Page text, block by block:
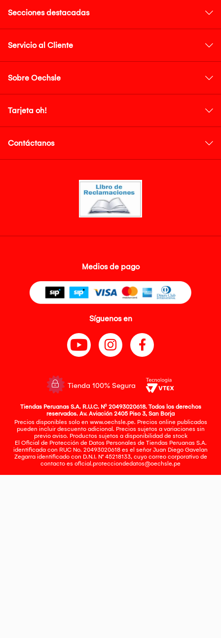
Secciones destacadas
Servicio al Cliente
Sobre Oechsle
Tarjeta oh!
Contáctanos
Medios de pago
Síguenos en
Tienda 100% Segura
Tiendas Peruanas S.A. R.U.C. Nº 20493020618. Todos los derechos
reservados. Av. Aviación 2405 Piso 3, San Borja
Precios disponibles solo en www.oechsle.pe. Precios online publicados
pueden incluir descuento adicional. Precios sujetos a variaciones sin
previo aviso. Productos sujetos a disponibilidad de stock
El Oficial de Protección de Datos Personales de Tiendas Peruanas S.A.
identificada con RUC No. 20493020618 es el señor Juan Diego Gavelan
Zegarra identificado con D.N.I. N° 45218133, cuyo correo corporativo de
contacto es oficial.protecciondedatos@oechsle.pe